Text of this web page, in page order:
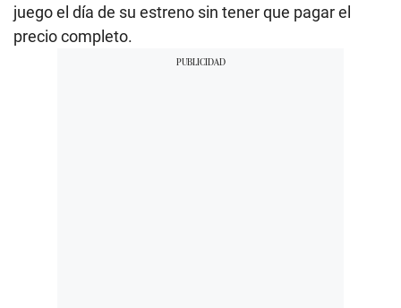
juego el día de su estreno sin tener que pagar el
precio completo.